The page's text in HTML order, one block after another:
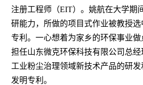
注册工程师（EIT）。姚航在大学期
研能力，所做的项目式作业被教授
专利。一心想着为家乡的环保事业
担任山东微克环保科技有限公司总
工业粉尘治理领域新技术产品的研
发明专利。